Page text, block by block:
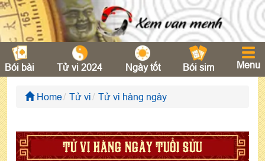
Bói bài Tử vi 2024 Ngày tốt Bói sim Menu
Home Tử vi Tử vi hàng ngày
TỬ VI HÀNG NGÀY TUỔI SỬU